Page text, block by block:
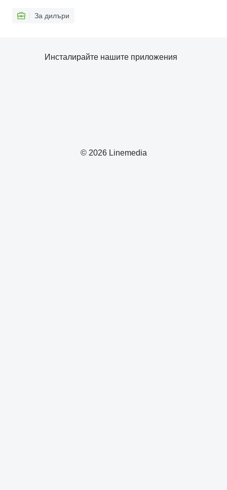
За дилъри
© 2026 Linemedia
Инсталирайте нашите приложения